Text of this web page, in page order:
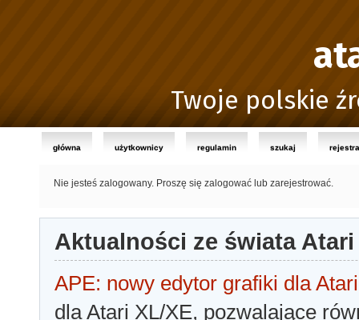
Twoje polskie
główna użytkownicy regulamin szukaj
Nie jesteś zalogowany. Proszę się zalogować lub zarejestrować.
Aktualności ze świata Atari
APE: nowy edytor grafiki dla Atari
dla Atari XL/XE, pozwalające